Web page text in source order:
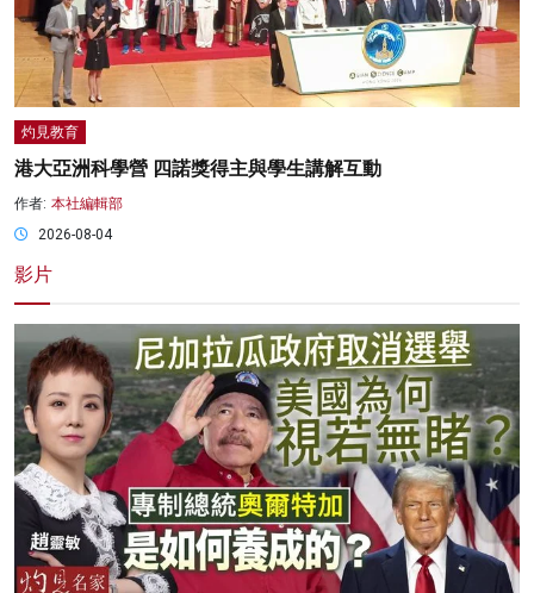
灼見教育
港大亞洲科學營 四諾獎得主與學生講解互動
作者: 本社編輯部
2026-08-04
影片